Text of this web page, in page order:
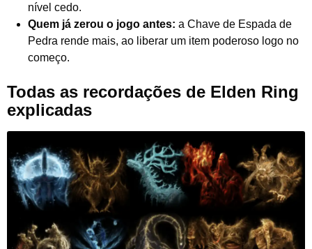
nível cedo.
Quem já zerou o jogo antes: a Chave de Espada de
Pedra rende mais, ao liberar um item poderoso logo no
começo.
Todas as recordações de Elden Ring
explicadas